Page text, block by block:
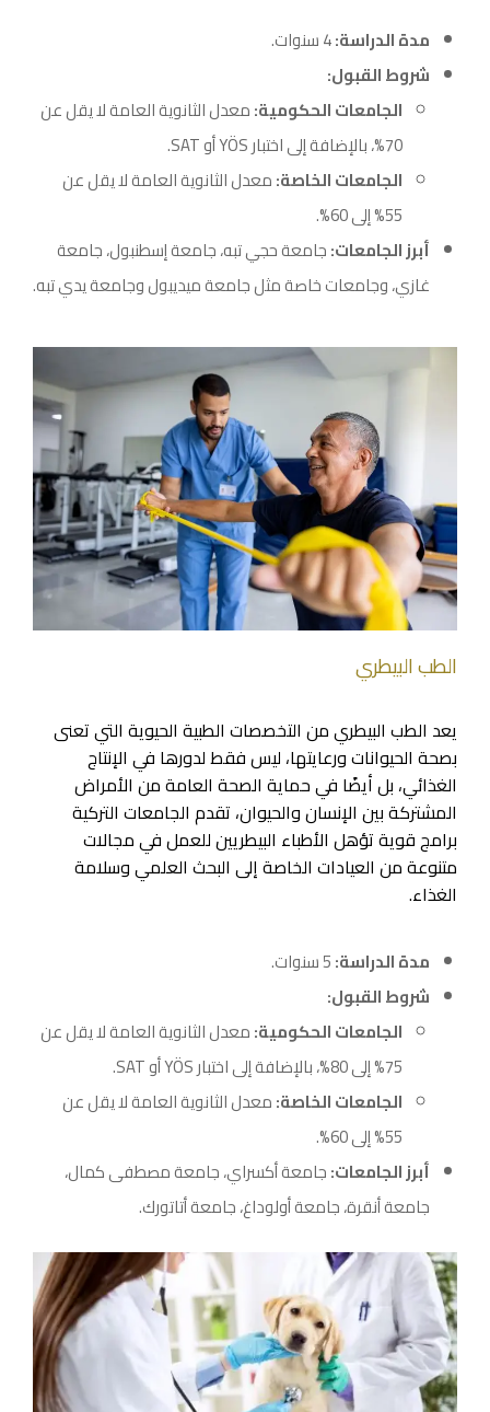
مدة الدراسة:
شروط القبول:
الجامعات الحكومية:معدل الثانوية العامة لا يقل عن
70%، بالإضافة إلى اختبار YÖS أو SAT.
الجامعات الخاصة:معدل الثانوية العامة لا يقل عن
55% إلى 60%.
أبرز الجامعات:جامعة حجي تبه، جامعة إسطنبول، جامعة
غازي، وجامعات خاصة مثل جامعة ميديبول وجامعة يدي تبه.
الطب البيطري
يعد الطب البيطري من التخصصات الطبية الحيوية التي تعنى
بصحة الحيوانات ورعايتها، ليس فقط لدورها في الإنتاج
الغذائي، بل أيضًا في حماية الصحة العامة من الأمراض
المشتركة بين الإنسان والحيوان، تقدم الجامعات التركية
برامج قوية تؤهل الأطباء البيطريين للعمل في مجالات
متنوعة من العيادات الخاصة إلى البحث العلمي وسلامة
الغذاء.
مدة الدراسة:
شروط القبول:
الجامعات الحكومية:معدل الثانوية العامة لا يقل عن
75% إلى 80%، بالإضافة إلى اختبار YÖS أو SAT.
الجامعات الخاصة:معدل الثانوية العامة لا يقل عن
55% إلى 60%.
أبرز الجامعات:جامعة أكسراي، جامعة مصطفى كمال،
جامعة أنقرة، جامعة أولوداغ، جامعة أتاتورك.